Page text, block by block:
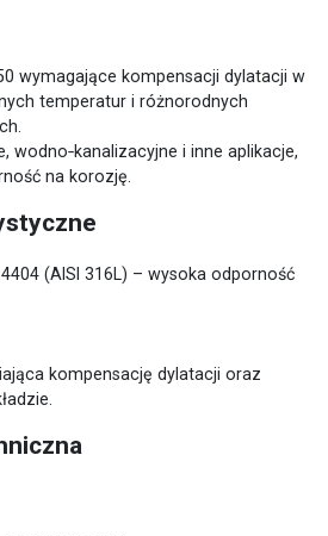
wymagające kompensacji dylatacji w
temperatur i różnorodnych
wodno‑kanalizacyjne i inne aplikacje,
na korozję.
(AISI 316L) – wysoka odporność
kompensację dylatacji oraz